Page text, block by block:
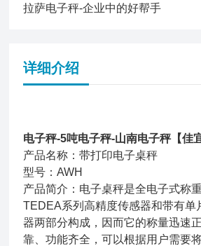
拉萨电子秤-企业中的好帮手
详细介绍
电子秤-5吨电子秤-山南电子秤【佳
产品名称：带打印电子桌秤
型号：AWH
产品简介：电子桌秤是全电子式称
TEDEA系列高精度传感器和带有单
器两部分构成，因而它的称量迅速
靠、功能齐全，可以根据用户需要